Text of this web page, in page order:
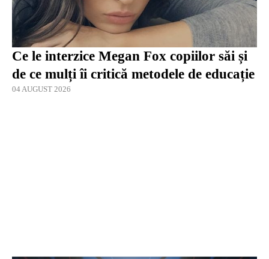
Ce le interzice Megan Fox copiilor săi și
de ce mulți îi critică metodele de educație
04 AUGUST 2026